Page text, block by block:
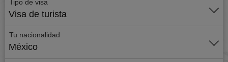
Tipo de visa
Visa de turista
Tu nacionalidad
México